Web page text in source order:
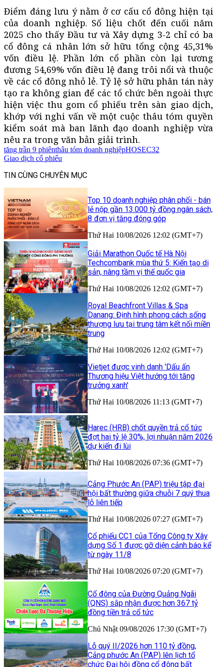
Điểm đáng lưu ý nằm ở cơ cấu cổ đông hiện tại
của doanh nghiệp. Số liệu chốt đến cuối năm
2025 cho thấy Đầu tư và Xây dựng 3-2 chỉ có ba
cổ đông cá nhân lớn sở hữu tổng cộng 45,31%
vốn điều lệ. Phần lớn cổ phần còn lại tương
đương 54,69% vốn điều lệ đang trôi nổi và thuộc
về các cổ đông nhỏ lẻ. Tỷ lệ sở hữu phân tán này
tạo ra không gian để các tổ chức bên ngoài thực
hiện việc thu gom cổ phiếu trên sàn giao dịch,
khớp với nghi vấn về một cuộc thâu tóm quyền
kiểm soát mà ban lãnh đạo doanh nghiệp vừa
nêu ra trong văn bản giải trình.
tăng trần 9 phiênthâu tóm doanh nghiệpHOSEC32
Giao dịch cổ phiếu
TIN CÙNG CHUYÊN MỤC
Top 10 doanh nghiệp phân phối - bán
lẻ nộp gần 13.000 tỷ đồng ngân sách,
8 đơn vị tăng đóng góp
Thứ Hai 10/08/2026 12:02 (GMT+7)
Giải Marathon Quốc tế Hà Nội
Techcombank mùa thứ 5: Kiến tạo di
sản, nâng tầm vị thế quốc gia
Thứ Hai 10/08/2026 12:02 (GMT+7)
Royal Beachfront Villas & Spa
Danang: Định hình phong cách sống
thượng lưu tại trung tâm kết nối miền
trung
Thứ Hai 10/08/2026 12:02 (GMT+7)
Vietjet được vinh danh 'Dấu ấn
Thương hiệu Việt hướng tới tăng
trưởng xanh'
Thứ Hai 10/08/2026 11:13 (GMT+7)
Harec (HRB) chốt quyền trả cổ tức
đợt hai tỷ lệ 30%, lợi nhuận năm 2026
dự kiến đi lùi
Thứ Hai 10/08/2026 07:36 (GMT+7)
Cảng Phước An (PAP) triệu tập đại
hội bất thường giữa chuỗi 7 quý thua
lỗ liên tiếp
Thứ Hai 10/08/2026 07:27 (GMT+7)
Cổ phiếu CC1 của Tổng Công ty Xây
dựng Số 1 được gỡ diện cảnh báo kể
từ ngày 11/8
Thứ Hai 10/08/2026 07:20 (GMT+7)
Cổ đông của Đường Quảng Ngãi
(QNS) sắp nhận được hơn 367 tỷ
đồng tiền trả cổ tức
Chủ Nhật 09/08/2026 17:30 (GMT+7)
Lỗ quý II/2026 hơn 110 tỷ đồng,
Cảng phước An (PAP) lên lịch tổ
chức Đại hội đồng cổ đông bất